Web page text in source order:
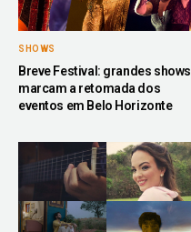
SHOWS
Breve Festival: grandes shows
marcam a retomada dos
eventos em Belo Horizonte